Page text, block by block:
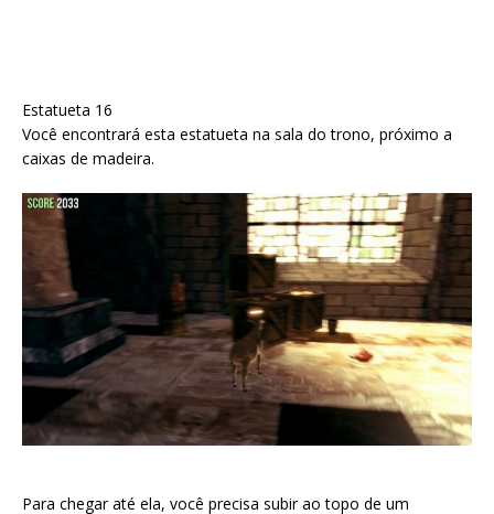
Estatueta 16
Você encontrará esta estatueta na sala do trono, próximo a
caixas de madeira.
Para chegar até ela, você precisa subir ao topo de um